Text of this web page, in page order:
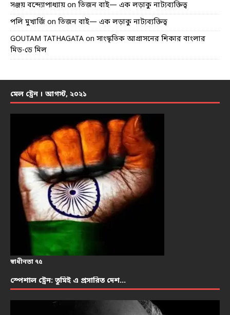
সঞ্জয় বন্দ্যোপাধ্যায় on তিজন বাই— এক লড়াকু নাট্যব্যক্তিত্ব
পলি মুখার্জি on তিজন বাই— এক লড়াকু নাট্যব্যক্তিত্ব
GOUTAM TATHAGATA on সাংস্কৃতিক আগ্রাসনের শিকার বাংলার
মিড-ডে মিল
মেল ট্রেন । আগস্ট, ২০২১
স্বাধীনতা ৭৫
স্পেশাল ট্রেন: তুমিই এ প্রসারিত দেশ…